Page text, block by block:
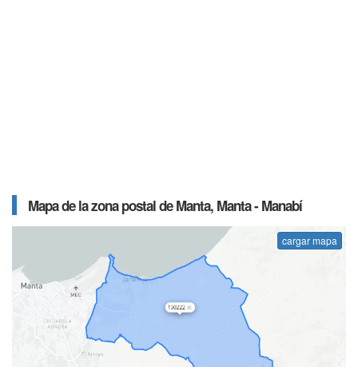
Mapa de la zona postal de Manta, Manta - Manabí
cargar mapa